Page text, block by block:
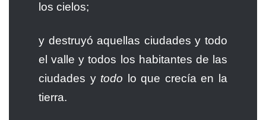
los cielos;
y destruyó aquellas ciudades y todo
el valle y todos los habitantes de las
ciudades y todo lo que crecía en la
tierra.